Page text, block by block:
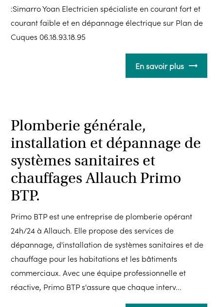
:Simarro Yoan Electricien spécialiste en courant fort et
courant faible et en dépannage électrique sur Plan de
Cuques 06.18.93.18.95
En savoir plus
Plomberie générale,
installation et dépannage de
systèmes sanitaires et
chauffages Allauch Primo
BTP.
Primo BTP est une entreprise de plomberie opérant
24h/24 à Allauch. Elle propose des services de
dépannage, d'installation de systèmes sanitaires et de
chauffage pour les habitations et les bâtiments
commerciaux. Avec une équipe professionnelle et
réactive, Primo BTP s'assure que chaque interv...